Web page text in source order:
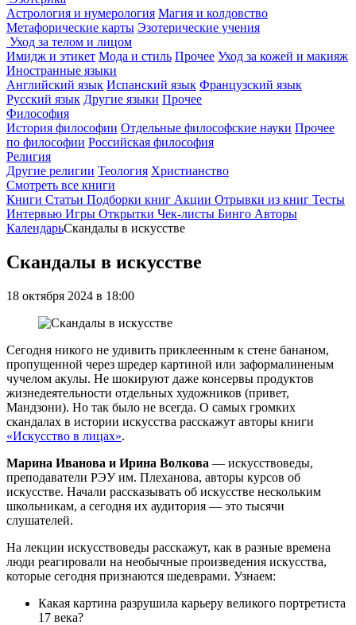
Астрология и нумерология Магия и колдовство
Метафорические карты Эзотерические учения
Уход за телом и лицом
Имидж и этикет Мода и стиль Прочее Уход за кожей и макияж
Иностранные языки
Английский язык Испанский язык Французский язык
Русский язык Другие языки Прочее
Философия
История философии Отдельные философские науки Прочее
по философии Российская философия
Религия
Другие религии Теология Христианство
Смотреть все книги
Книги Статьи Подборки книг Акции Отрывки из книг Тесты
Интервью Игры Открытки Чек-листы Бинго Авторы
КалендарьСкандалы в искусстве
Скандалы в искусстве
18 октября 2024 в 18:00
Сегодня никого не удивить приклеенным к стене бананом,
пропущенной через шредер картиной или заформалиненым
чучелом акулы. Не шокируют даже консервы продуктов
жизнедеятельности отдельных художников (привет,
Мандзони). Но так было не всегда. О самых громких
скандалах в истории искусства расскажут авторы книги
«Искусство в лицах».
Марина Иванова и Ирина Волкова — искусствоведы,
преподаватели РЭУ им. Плеханова, авторы курсов об
искусстве. Начали рассказывать об искусстве нескольким
школьникам, а сегодня их аудитория — это тысячи
слушателей.
На лекции искусствоведы расскажут, как в разные времена
люди реагировали на необычные произведения искусства,
которые сегодня признаются шедеврами. Узнаем:
Какая картина разрушила карьеру великого портретиста
17 века?